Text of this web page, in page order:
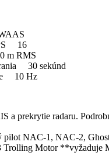
16
m RMS
30 sekúnd
10 Hz
a prekrytie radaru.
NAC-1, NAC-2,
Motor **vyžaduje